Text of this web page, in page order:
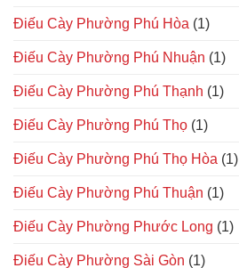
Điếu Cày Phường Phú Hòa (1)
Điếu Cày Phường Phú Nhuận (1)
Điếu Cày Phường Phú Thạnh (1)
Điếu Cày Phường Phú Thọ (1)
Điếu Cày Phường Phú Thọ Hòa (1)
Điếu Cày Phường Phú Thuận (1)
Điếu Cày Phường Phước Long (1)
Điếu Cày Phường Sài Gòn (1)